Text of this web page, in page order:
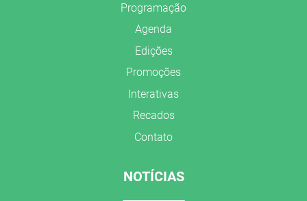
Programação
Agenda
Edições
Promoções
Interativas
Recados
Contato
NOTÍCIAS